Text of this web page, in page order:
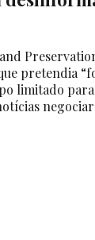
pretendia
limitado para